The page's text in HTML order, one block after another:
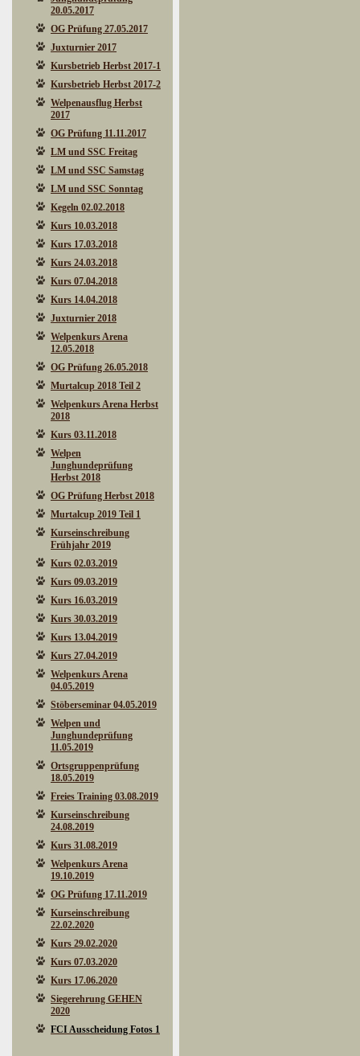
20.05.2017
OG Prüfung 27.05.2017
Juxturnier 2017
Kursbetrieb Herbst 2017-1
Kursbetrieb Herbst 2017-2
Welpenausflug Herbst
2017
OG Prüfung 11.11.2017
LM und SSC Freitag
LM und SSC Samstag
LM und SSC Sonntag
Kegeln 02.02.2018
Kurs 10.03.2018
Kurs 17.03.2018
Kurs 24.03.2018
Kurs 07.04.2018
Kurs 14.04.2018
Juxturnier 2018
Welpenkurs Arena
12.05.2018
OG Prüfung 26.05.2018
Murtalcup 2018 Teil 2
Welpenkurs Arena Herbst
2018
Kurs 03.11.2018
Welpen
Junghundeprüfung
Herbst 2018
OG Prüfung Herbst 2018
Murtalcup 2019 Teil 1
Kurseinschreibung
Frühjahr 2019
Kurs 02.03.2019
Kurs 09.03.2019
Kurs 16.03.2019
Kurs 30.03.2019
Kurs 13.04.2019
Kurs 27.04.2019
Welpenkurs Arena
04.05.2019
Stöberseminar 04.05.2019
Welpen und
Junghundeprüfung
11.05.2019
Ortsgruppenprüfung
18.05.2019
Freies Training 03.08.2019
Kurseinschreibung
24.08.2019
Kurs 31.08.2019
Welpenkurs Arena
19.10.2019
OG Prüfung 17.11.2019
Kurseinschreibung
22.02.2020
Kurs 29.02.2020
Kurs 07.03.2020
Kurs 17.06.2020
Siegerehrung GEHEN
2020
FCI Ausscheidung Fotos 1